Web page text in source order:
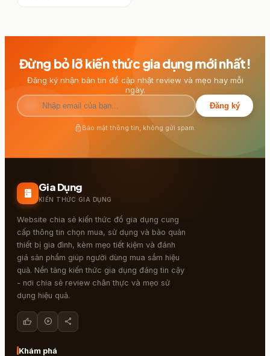
Đừng bỏ lỡ kiến thức gia dụng mới nhất!
Đăng ký nhận bản tin để cập nhật review và mẹo hay mỗi
ngày.
Đăng ký
lock Bảo mật thông tin, không gửi spam.
kitchen Gia Dụng
KIẾN THỨC GIA DỤNG
Website chia sẻ kiến thức đồ gia dụng cung
cấp thông tin chọn mua, sử dụng và bảo quản
thiết bị gia đình, kèm mẹo tiết kiệm và đánh
giá sản phẩm giúp người dùng mua sắm hiệu
quả. Nền tảng kiến thức gia dụng đáng tin cậy
- nơi chia sẻ review chân thực và mẹo sử
dụng hiệu quả.
thumb_up play_circle share
Khám phá